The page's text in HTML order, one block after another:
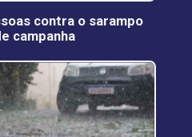
contra o sarampo
campanha